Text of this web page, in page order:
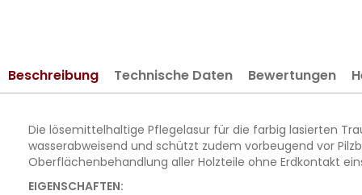
Beschreibung
Die lösemittelhaltige Pflegelasur für die farbig lasierten
wasserabweisend und schützt zudem vorbeugend vor
Oberflächenbehandlung aller Holzteile ohne Erdkontakt
EIGENSCHAFTEN:
Technische Daten Bewertungen